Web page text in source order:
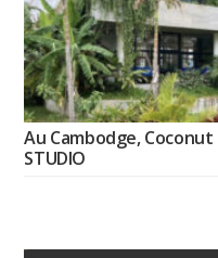
Au Cambodge, Coconut
STUDIO